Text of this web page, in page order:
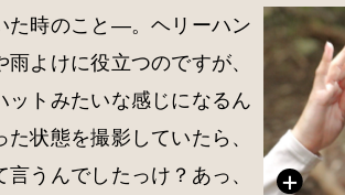
た時のこと―。ヘリーハン
よけに役立つのですが、
トみたいな感じになるん
状態を撮影していたら、
うんでしたっけ？あっ、